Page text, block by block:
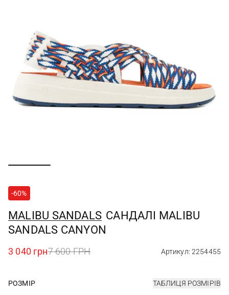
-60%
MALIBU SANDALS САНДАЛІ MALIBU
SANDALS CANYON
3 040 грн7 600 ГРН Артикул: 2254455
РОЗМІР ТАБЛИЦЯ РОЗМІРІВ